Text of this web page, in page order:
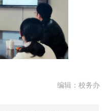
编辑：校务办